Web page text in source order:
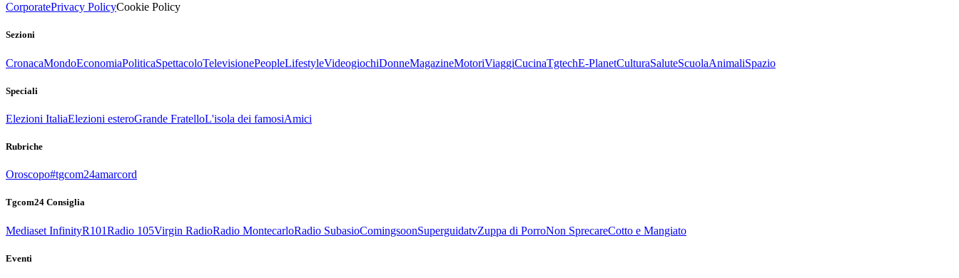
CorporatePrivacy PolicyCookie Policy
Sezioni
CronacaMondoEconomiaPoliticaSpettacoloTelevisionePeopleLifestyleVideogiochiDonneMagazineMotoriViaggiCucinaTgtechE-PlanetCulturaSaluteScuolaAnimaliSpazio
Speciali
Elezioni ItaliaElezioni esteroGrande FratelloL'isola dei famosiAmici
Rubriche
Oroscopo#tgcom24amarcord
Tgcom24 Consiglia
Mediaset InfinityR101Radio 105Virgin RadioRadio MontecarloRadio SubasioComingsoonSuperguidatvZuppa di PorroNon SprecareCotto e Mangiato
Eventi